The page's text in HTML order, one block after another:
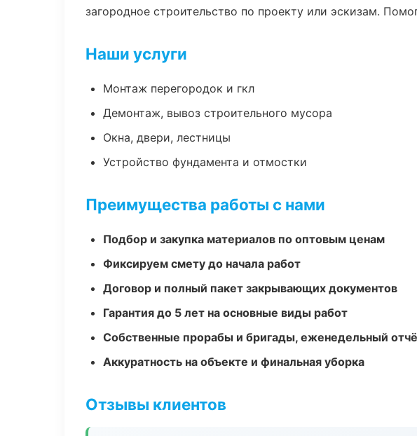
загородное строительство по проекту или эскизам.
Наши услуги
Монтаж перегородок и гкл
Демонтаж, вывоз строительного мусора
Окна, двери, лестницы
Устройство фундамента и отмостки
Преимущества работы с нами
Подбор и закупка материалов по оптовым ценам
Фиксируем смету до начала работ
Договор и полный пакет закрывающих документов
Гарантия до 5 лет на основные виды работ
Собственные прорабы и бригады, еженедельный
Аккуратность на объекте и финальная уборка
Отзывы клиентов